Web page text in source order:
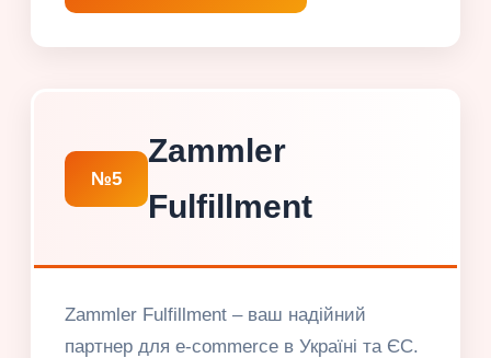
№5
Zammler
Fulfillment
Zammler Fulfillment – ваш надійний
партнер для e-commerce в Україні та ЄС.